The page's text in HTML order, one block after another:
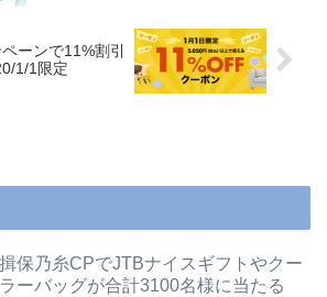
ーンで11%割引
1/1限定
揖保乃糸CPでJTBナイスギフトやクー
ラーバッグが合計3100名様に当たる